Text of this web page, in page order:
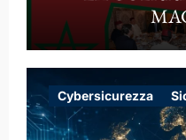
Cybersicurezza